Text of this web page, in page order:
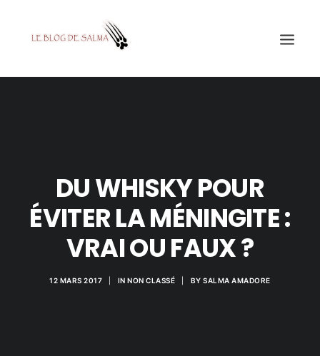
DÉCOUVERTE
EDUCATION
TESTÉ POUR VOUS
DU WHISKY POUR
ÉVITER LA MÉNINGITE :
VRAI OU FAUX ?
12 MARS 2017 INNON CLASSÉ BYSALMA AMADORE